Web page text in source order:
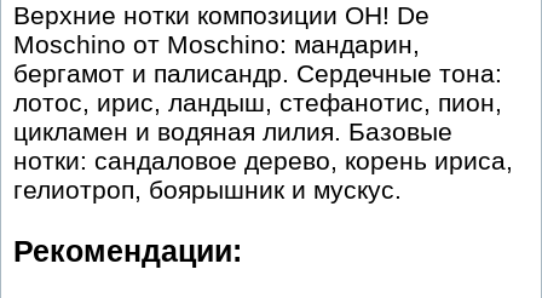
Верхние нотки композиции OH! De
Moschino от Moschino: мандарин,
бергамот и палисандр. Сердечные тона:
лотос, ирис, ландыш, стефанотис, пион,
цикламен и водяная лилия. Базовые
нотки: сандаловое дерево, корень ириса,
гелиотроп, боярышник и мускус.
Рекомендации: